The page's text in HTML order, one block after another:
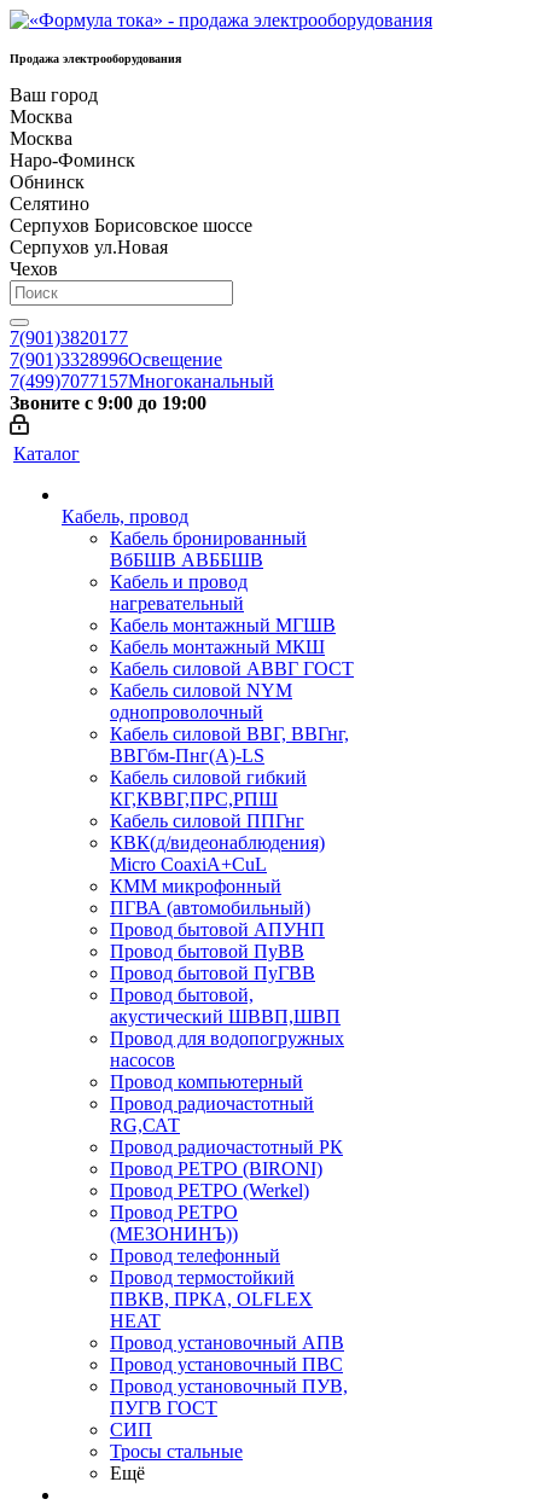
Продажа электрооборудования
Ваш город
Москва
Москва
Наро-Фоминск
Обнинск
Селятино
Серпухов Борисовское шоссе
Серпухов ул.Новая
Чехов
7(901)3820177
7(901)3328996Освещение
7(499)7077157Многоканальный
Звоните с 9:00 до 19:00
Каталог
Кабель, провод
Кабель бронированный
ВбБШВ АВББШВ
Кабель и провод
нагревательный
Кабель монтажный МГШВ
Кабель монтажный МКШ
Кабель силовой АВВГ ГОСТ
Кабель силовой NYM
однопроволочный
Кабель силовой ВВГ, ВВГнг,
ВВГбм-Пнг(А)-LS
Кабель силовой гибкий
КГ,КВВГ,ПРС,РПШ
Кабель силовой ППГнг
КВК(д/видеонаблюдения)
Micro CoaxiA+CuL
КММ микрофонный
ПГВА (автомобильный)
Провод бытовой АПУНП
Провод бытовой ПуВВ
Провод бытовой ПуГВВ
Провод бытовой,
акустический ШВВП,ШВП
Провод для водопогружных
насосов
Провод компьютерный
Провод радиочастотный
RG,САТ
Провод радиочастотный РК
Провод РЕТРО (BIRONI)
Провод РЕТРО (Werkel)
Провод РЕТРО
(МЕЗОНИНЪ))
Провод телефонный
Провод термостойкий
ПВКВ, ПРКА, OLFLEX
HEAT
Провод установочный АПВ
Провод установочный ПВС
Провод установочный ПУВ,
ПУГВ ГОСТ
СИП
Тросы стальные
Ещё